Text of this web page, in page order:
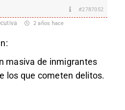
#2787052
2 años hace
masiva de inmigrantes
los que cometen delitos.